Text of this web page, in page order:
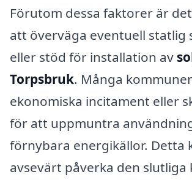
Förutom dessa faktorer är
att överväga eventuell statlig
eller stöd för installation av
Torpsbruk. Många
ekonomiska incitament eller
för att uppmuntra
förnybara energikällor. Detta
avsevärt påverka den slutliga